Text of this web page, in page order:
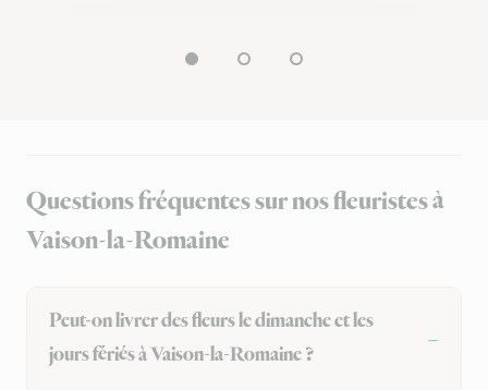
Questions fréquentes sur nos fleuristes à
Vaison-la-Romaine
Peut-on livrer des fleurs le dimanche et les
jours fériés à Vaison-la-Romaine ?